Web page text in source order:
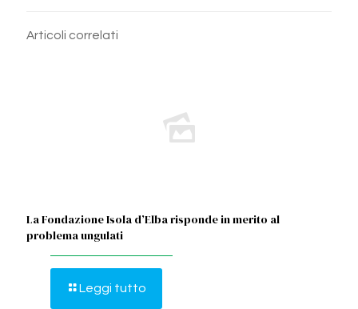
Articoli correlati
La Fondazione Isola d’Elba risponde in merito al
problema ungulati
Leggi tutto